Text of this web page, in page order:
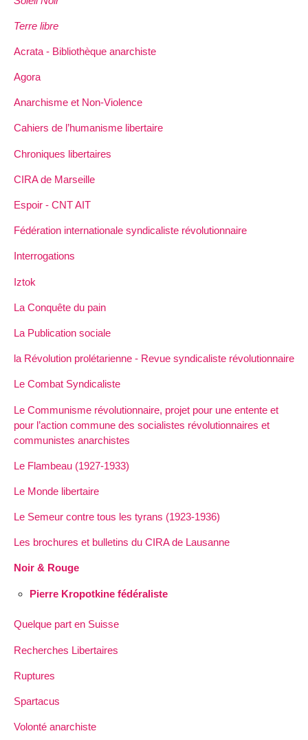
Terre libre
Acrata - Bibliothèque anarchiste
Agora
Anarchisme et Non-Violence
Cahiers de l’humanisme libertaire
Chroniques libertaires
CIRA de Marseille
Espoir - CNT AIT
Fédération internationale syndicaliste révolutionnaire
Interrogations
Iztok
La Conquête du pain
La Publication sociale
la Révolution prolétarienne - Revue syndicaliste révolutionnaire
Le Combat Syndicaliste
Le Communisme révolutionnaire, projet pour une entente et
pour l’action commune des socialistes révolutionnaires et
communistes anarchistes
Le Flambeau (1927-1933)
Le Monde libertaire
Le Semeur contre tous les tyrans (1923-1936)
Les brochures et bulletins du CIRA de Lausanne
Noir & Rouge
Pierre Kropotkine fédéraliste
Quelque part en Suisse
Recherches Libertaires
Ruptures
Spartacus
Volonté anarchiste